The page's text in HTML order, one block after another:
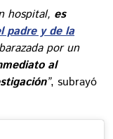
hospital, es
padre y de la
por un
al
”, subrayó